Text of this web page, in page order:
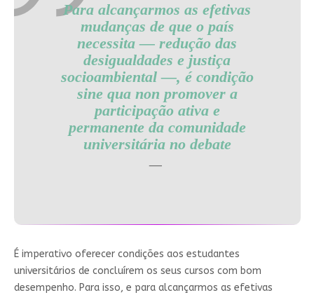
Para alcançarmos as efetivas
mudanças de que o país
necessita — redução das
desigualdades e justiça
socioambiental —, é condição
sine qua non promover a
participação ativa e
permanente da comunidade
universitária no debate
É imperativo oferecer condições aos estudantes
universitários de concluírem os seus cursos com bom
desempenho. Para isso, e para alcançarmos as efetivas